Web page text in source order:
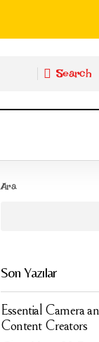
Search
Ara
Son Yazılar
Essential Camera
Content Creators